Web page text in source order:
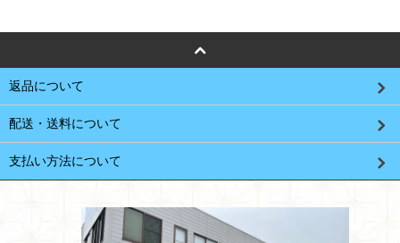
返品について
配送・送料について
支払い方法について